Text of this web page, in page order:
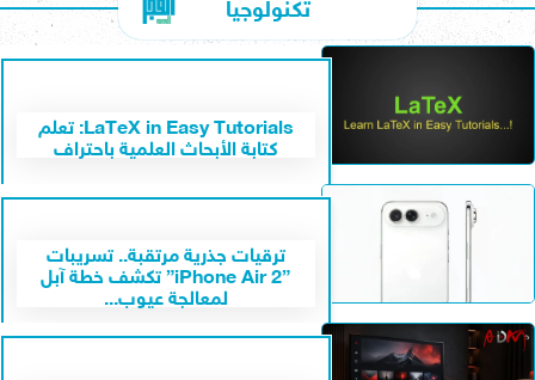
LaTeX in Easy Tutorials: تعلم
كتابة الأبحاث العلمية باحتراف
ترقيات جذرية مرتقبة.. تسريبات
”iPhone Air 2” تكشف خطة آبل
لمعالجة عيوب...